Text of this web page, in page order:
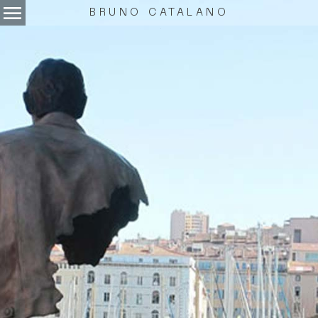
menu BRUNO CATALANO